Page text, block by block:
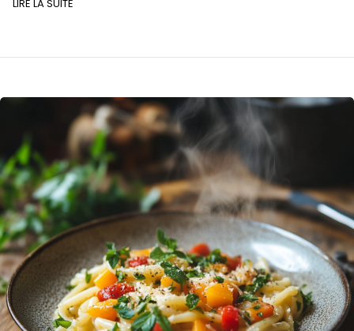
LIRE LA SUITE